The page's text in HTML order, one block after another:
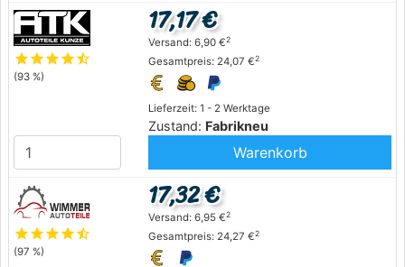
starstarstarstarstar_half
(93 %)
Lieferzeit: 1 - 2 Werktage
Zustand: Fabrikneu
17,17 €
Versand: 6,90 €2
Gesamtpreis: 24,07 €2
Warenkorb
starstarstarstarstar_half
(97 %)
17,32 €
Versand: 6,95 €2
Gesamtpreis: 24,27 €2